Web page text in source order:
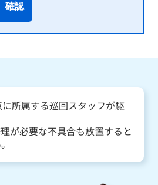
確認
所属する巡回スタッフが駆
が必要な不具合も放置すると